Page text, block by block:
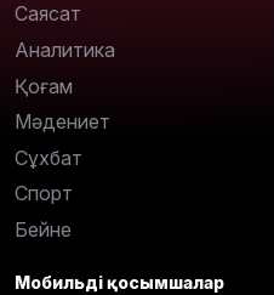
Саясат
Аналитика
Қоғам
Мәдениет
Сұхбат
Спорт
Бейне
Мобильді қосымшалар